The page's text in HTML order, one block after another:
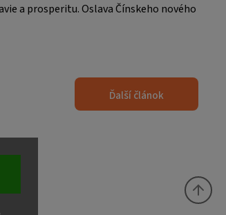
a prosperitu. Oslava Čínskeho nového
Ďalší článok